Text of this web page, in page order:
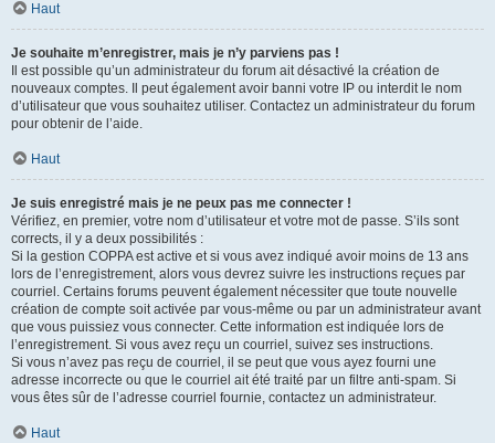
Haut
Je souhaite m’enregistrer, mais je n’y parviens pas !
Il est possible qu’un administrateur du forum ait désactivé la création de
nouveaux comptes. Il peut également avoir banni votre IP ou interdit le nom
d’utilisateur que vous souhaitez utiliser. Contactez un administrateur du forum
pour obtenir de l’aide.
Haut
Je suis enregistré mais je ne peux pas me connecter !
Vérifiez, en premier, votre nom d’utilisateur et votre mot de passe. S’ils sont
corrects, il y a deux possibilités :
Si la gestion COPPA est active et si vous avez indiqué avoir moins de 13 ans
lors de l’enregistrement, alors vous devrez suivre les instructions reçues par
courriel. Certains forums peuvent également nécessiter que toute nouvelle
création de compte soit activée par vous-même ou par un administrateur avant
que vous puissiez vous connecter. Cette information est indiquée lors de
l’enregistrement. Si vous avez reçu un courriel, suivez ses instructions.
Si vous n’avez pas reçu de courriel, il se peut que vous ayez fourni une
adresse incorrecte ou que le courriel ait été traité par un filtre anti-spam. Si
vous êtes sûr de l’adresse courriel fournie, contactez un administrateur.
Haut